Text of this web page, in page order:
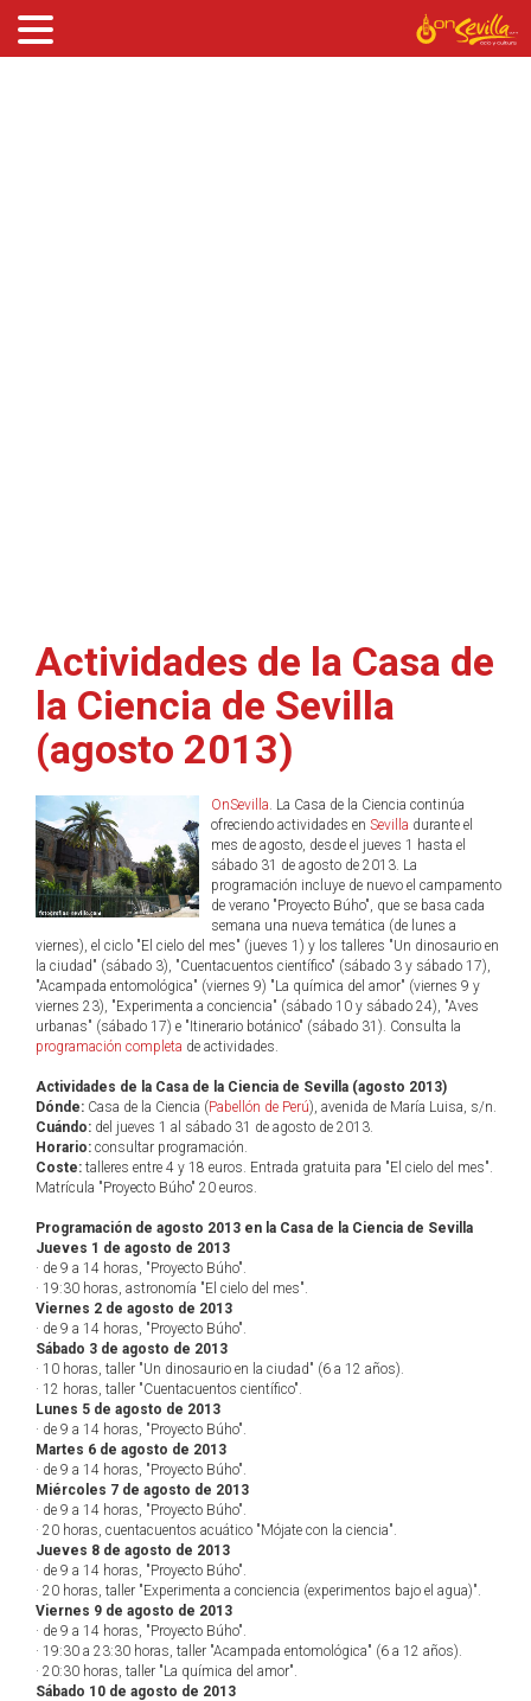
Actividades de la Casa de
la Ciencia de Sevilla
(agosto 2013)
OnSevilla. La Casa de la Ciencia continúa
ofreciendo actividades en Sevilla durante el
mes de agosto, desde el jueves 1 hasta el
sábado 31 de agosto de 2013. La
programación incluye de nuevo el campamento
de verano "Proyecto Búho", que se basa cada
semana una nueva temática (de lunes a
viernes), el ciclo "El cielo del mes" (jueves 1) y los talleres "Un dinosaurio en
la ciudad" (sábado 3), "Cuentacuentos científico" (sábado 3 y sábado 17),
"Acampada entomológica" (viernes 9) "La química del amor" (viernes 9 y
viernes 23), "Experimenta a conciencia" (sábado 10 y sábado 24), "Aves
urbanas" (sábado 17) e "Itinerario botánico" (sábado 31). Consulta la
programación completa de actividades.
Actividades de la Casa de la Ciencia de Sevilla (agosto 2013)
Dónde: Casa de la Ciencia (Pabellón de Perú), avenida de María Luisa, s/n.
Cuándo: del jueves 1 al sábado 31 de agosto de 2013.
Horario: consultar programación.
Coste: talleres entre 4 y 18 euros. Entrada gratuita para "El cielo del mes".
Matrícula "Proyecto Búho" 20 euros.
Programación de agosto 2013 en la Casa de la Ciencia de Sevilla
Jueves 1 de agosto de 2013
· de 9 a 14 horas, "Proyecto Búho".
· 19:30 horas, astronomía "El cielo del mes".
Viernes 2 de agosto de 2013
· de 9 a 14 horas, "Proyecto Búho".
Sábado 3 de agosto de 2013
· 10 horas, taller "Un dinosaurio en la ciudad" (6 a 12 años).
· 12 horas, taller "Cuentacuentos científico".
Lunes 5 de agosto de 2013
· de 9 a 14 horas, "Proyecto Búho".
Martes 6 de agosto de 2013
· de 9 a 14 horas, "Proyecto Búho".
Miércoles 7 de agosto de 2013
· de 9 a 14 horas, "Proyecto Búho".
· 20 horas, cuentacuentos acuático "Mójate con la ciencia".
Jueves 8 de agosto de 2013
· de 9 a 14 horas, "Proyecto Búho".
· 20 horas, taller "Experimenta a conciencia (experimentos bajo el agua)".
Viernes 9 de agosto de 2013
· de 9 a 14 horas, "Proyecto Búho".
· 19:30 a 23:30 horas, taller "Acampada entomológica" (6 a 12 años).
· 20:30 horas, taller "La química del amor".
Sábado 10 de agosto de 2013